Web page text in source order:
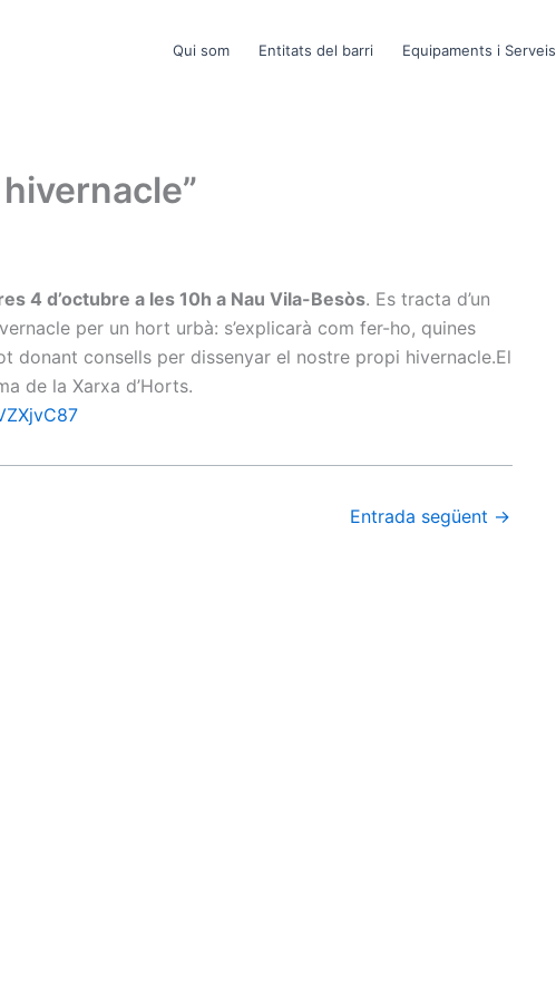
Qui som Entitats del barri Equipaments i Serveis
4 d’octubre a les 10h a Nau Vila-Besòs. Es tracta d’un
per un hort urbà: s’explicarà com fer-ho, quines
donant consells per dissenyar el nostre propi hivernacle.El
de la Xarxa d’Horts.
Entrada següent →